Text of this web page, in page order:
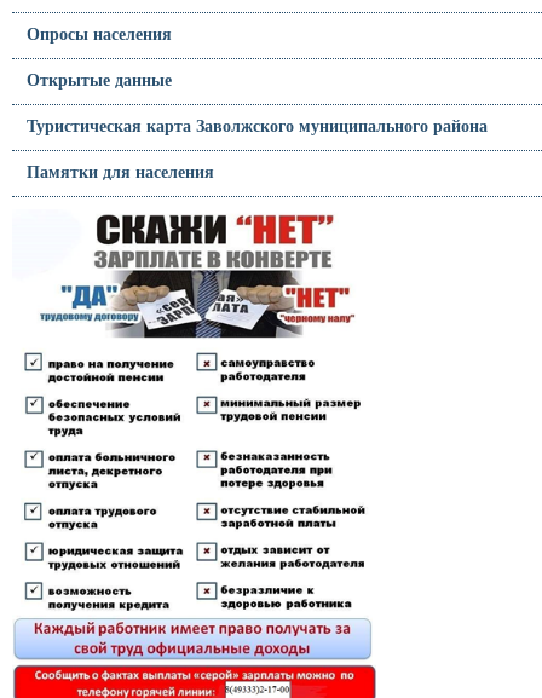
Опросы населения
Открытые данные
Туристическая карта Заволжского муниципального района
Памятки для населения